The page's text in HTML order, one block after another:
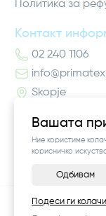
Вашата
Ние користиме
корисничко
Одбивам
Подеси ги
Политика за
Контакт
02 240 1106
Skopje